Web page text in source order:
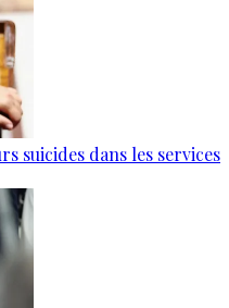
suicides dans les services